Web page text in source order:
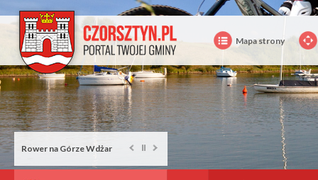
Mapa strony
Rower na Górze Wdżar